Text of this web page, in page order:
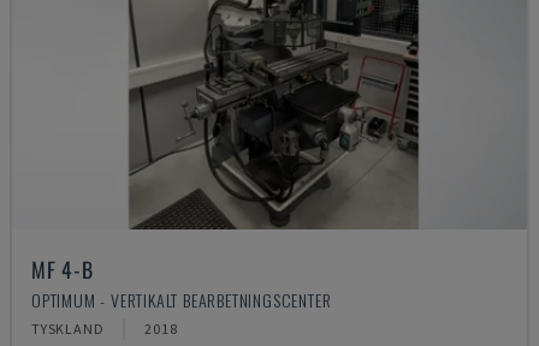
MF 4-B
OPTIMUM - VERTIKALT BEARBETNINGSCENTER
TYSKLAND 2018